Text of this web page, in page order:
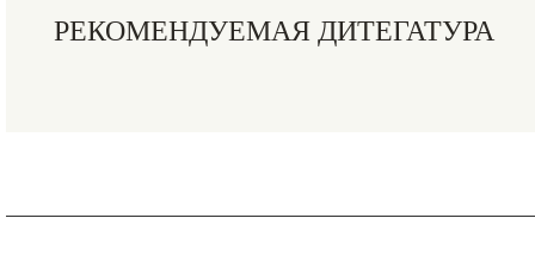
РЕКОМЕНДУЕМАЯ ДИТЕГАТУРА